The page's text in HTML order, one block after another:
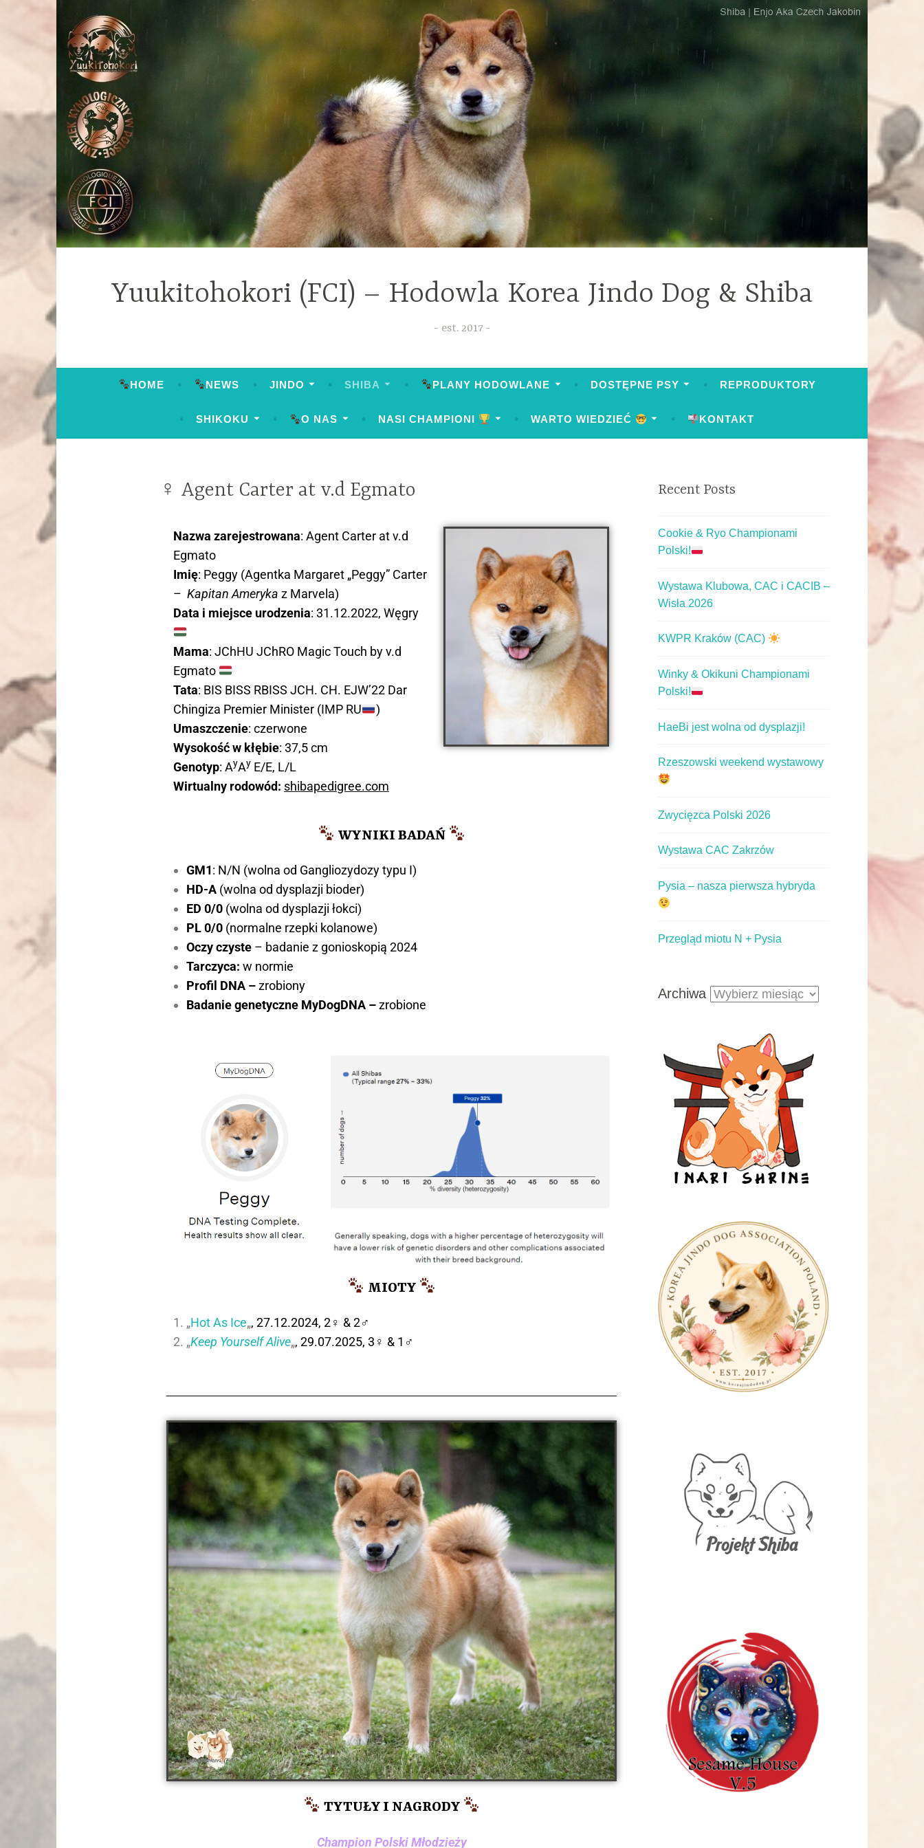
Yuukitohokori (FCI) – Hodowla Korea Jindo Dog & Shiba
est. 2017
HOME NEWS JINDO SHIBA PLANY HODOWLANE DOSTĘPNE PSY REPRODUKTORY
SHIKOKU O NAS NASI CHAMPIONI WARTO WIEDZIEĆ KONTAKT
♀ Agent Carter at v.d Egmato
Nazwa zarejestrowana: Agent Carter at v.d
Egmato
Imię: Peggy (Agentka Margaret „Peggy” Carter
– Kapitan Ameryka z Marvela)
Data i miejsce urodzenia: 31.12.2022, Węgry
Mama: JChHU JChRO Magic Touch by v.d
Egmato
Tata: BIS BISS RBISS JCH. CH. EJW’22 Dar
Chingiza Premier Minister (IMP RU
)
Umaszczenie: czerwone
Wysokość w kłębie: 37,5 cm
Genotyp: AyAy E/E, L/L
Wirtualny rodowód: shibapedigree.com
WYNIKI BADAŃ
GM1: N/N (wolna od Gangliozydozy typu I)
HD-A (wolna od dysplazji bioder)
ED 0/0 (wolna od dysplazji łokci)
PL 0/0 (normalne rzepki kolanowe)
Oczy czyste– badanie z gonioskopią 2024
Tarczyca: w normie
Profil DNA –zrobiony
Badanie genetyczne MyDogDNA –zrobione
MIOTY
„Hot As Ice„, 27.12.2024, 2♀ & 2♂
„Keep Yourself Alive„, 29.07.2025, 3♀ & 1♂
TYTUŁY I NAGRODY
Champion Polski Młodzieży
Recent Posts
Cookie & Ryo Championami
Polski!
Wystawa Klubowa, CAC i CACIB –
Wisła 2026
KWPR Kraków (CAC)
Winky & Okikuni Championami
Polski!
HaeBi jest wolna od dysplazji!
Rzeszowski weekend wystawowy
Zwycięzca Polski 2026
Wystawa CAC Zakrzów
Pysia – nasza pierwsza hybryda
Przegląd miotu N + Pysia
Archiwa